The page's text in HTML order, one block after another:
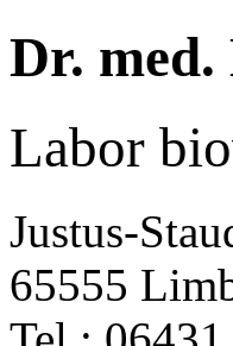
Dr.
Labor
Justus-
65555